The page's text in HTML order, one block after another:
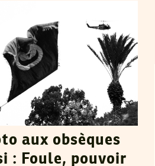
aux obsèques
: Foule, pouvoir